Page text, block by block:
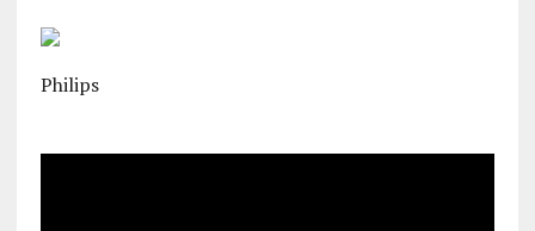
Philips